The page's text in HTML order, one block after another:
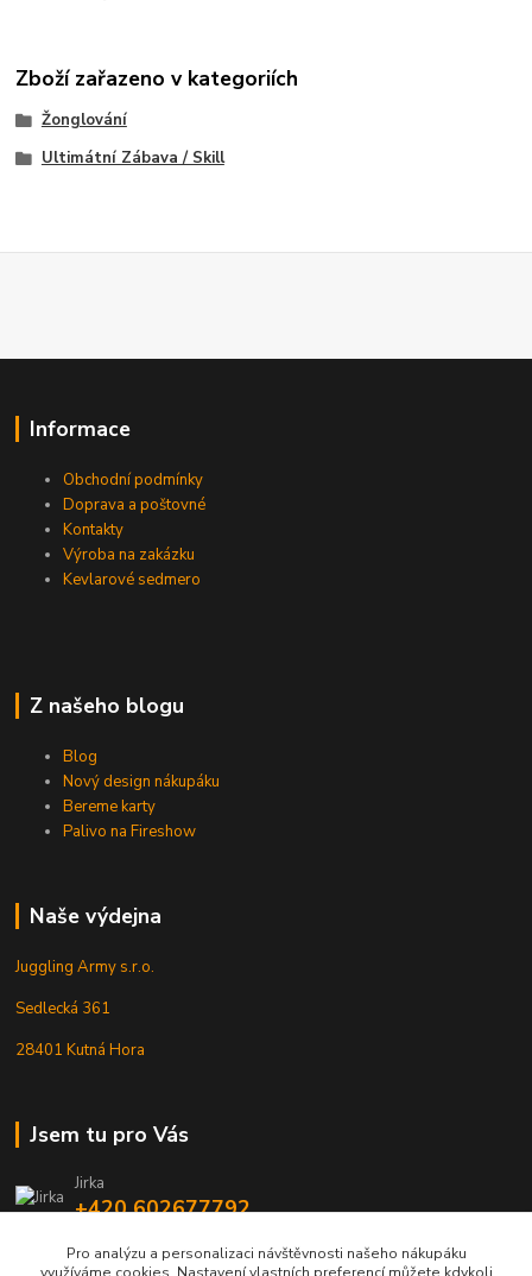
Zboží zařazeno v kategoriích
Žonglování
Ultimátní Zábava / Skill
Informace
Obchodní podmínky
Doprava a poštovné
Kontakty
Výroba na zakázku
Kevlarové sedmero
Z našeho blogu
Blog
Nový design nákupáku
Bereme karty
Palivo na Fireshow
Naše výdejna
Juggling Army s.r.o.
Sedlecká 361
28401 Kutná Hora
Jsem tu pro Vás
Jirka
+420 602677792
info@jarmy.cz
Pro analýzu a personalizaci návštěvnosti našeho nákupáku